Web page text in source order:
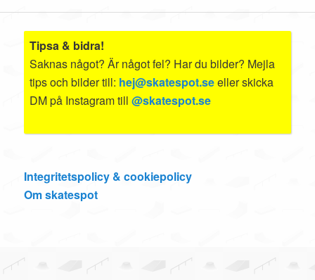
Tipsa & bidra!
Saknas något? Är något fel? Har du bilder? Mejla
tips och bilder till: hej@skatespot.seeller skicka
DM på Instagram till@skatespot.se
Integritetspolicy & cookiepolicy
Om skatespot